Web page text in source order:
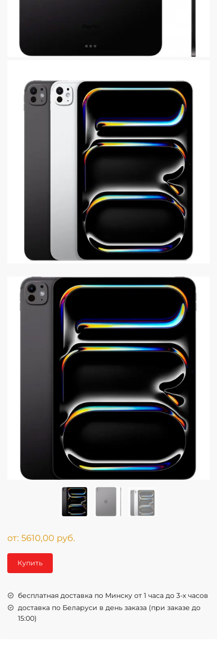
от: 5610,00 руб.
Купить
бесплатная доставка по Минску от 1 часа до 3-х часов
доставка по Беларуси в день заказа (при заказе до
15:00)